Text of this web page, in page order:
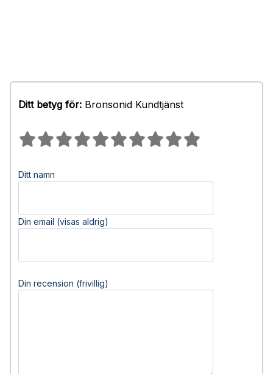
Ditt betyg för: Bronsonid Kundtjänst
Ditt namn
Din email (visas aldrig)
Din recension (frivillig)